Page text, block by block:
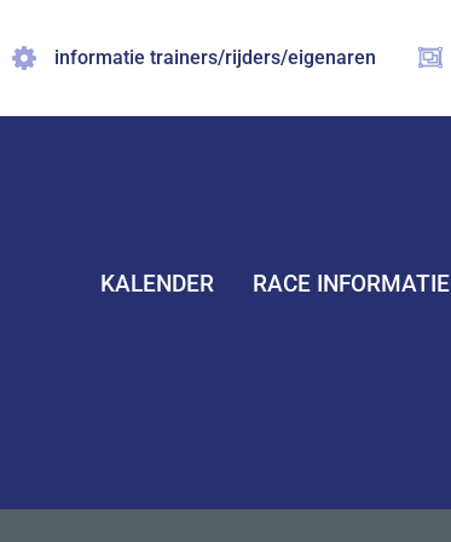
naar
de
informatie trainers/rijders/eigenaren
KALENDER RACE INFORMATIE